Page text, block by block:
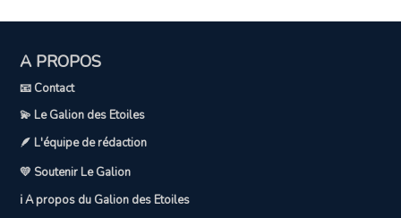
A PROPOS
📧 Contact
💫 Le Galion des Etoiles
🪶 L'équipe de rédaction
💛 Soutenir Le Galion
ℹ️ A propos du Galion des Etoiles